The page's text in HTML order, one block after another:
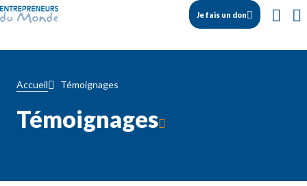
Je fais un don
Accueil Témoignages
Témoignages